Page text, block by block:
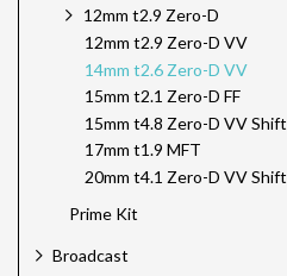
12mm t2.9 Zero-D
12mm t2.9 Zero-D VV
14mm t2.6 Zero-D VV
15mm t2.1 Zero-D FF
15mm t4.8 Zero-D VV Shift
17mm t1.9 MFT
20mm t4.1 Zero-D VV Shift
Prime Kit
Broadcast